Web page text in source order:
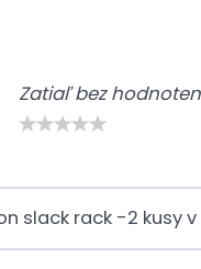
Zatiaľ bez
slack rack -2 kusy